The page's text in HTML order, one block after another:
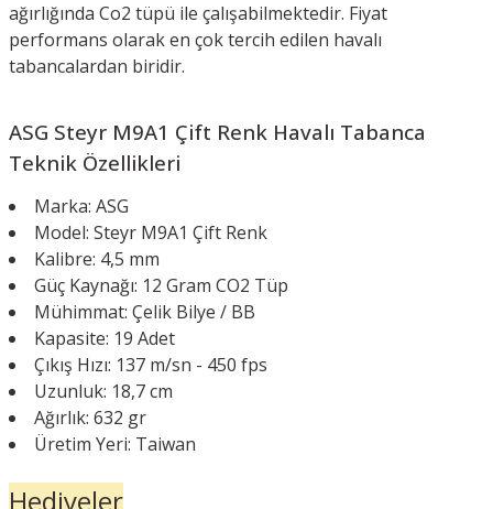
ağırlığında Co2 tüpü ile çalışabilmektedir. Fiyat
performans olarak en çok tercih edilen havalı
tabancalardan biridir.
ASG Steyr M9A1 Çift Renk Havalı Tabanca
Teknik Özellikleri
Marka: ASG
Model: Steyr M9A1 Çift Renk
Kalibre: 4,5 mm
Güç Kaynağı: 12 Gram CO2 Tüp
Mühimmat: Çelik Bilye / BB
Kapasite: 19 Adet
Çıkış Hızı: 137 m/sn - 450 fps
Uzunluk: 18,7 cm
Ağırlık: 632 gr
Üretim Yeri: Taiwan
Hediyeler